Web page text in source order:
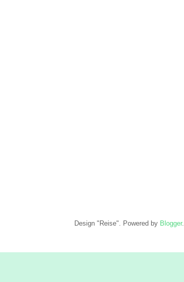
Design "Reise". Powered by Blogger.